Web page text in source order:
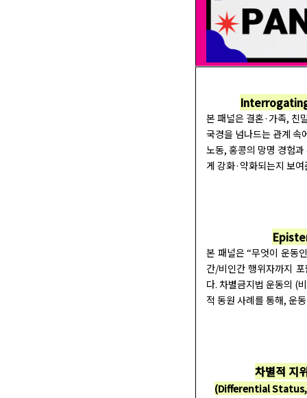
본 패널은 결혼·가족, 친
국경을 넘나드는 관계 속
노동, 홍콩의 망명 경험
게 강화·약화되는지 보여
본 패널은 “무엇이 운동
간/비인간 행위자까지
다. 차별금지법 운동의 (
적 동원 사례를 통해, 운
차별적 지
(Differential